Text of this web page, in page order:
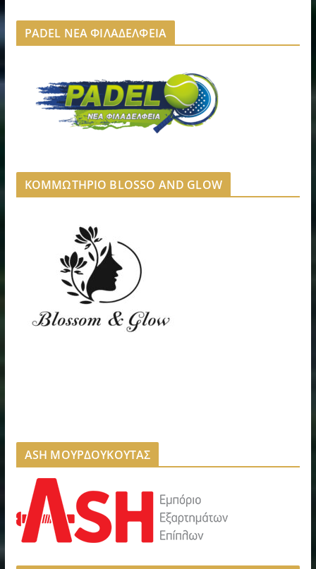
PADEL ΝΕΑ ΦΙΛΑΔΕΛΦΕΙΑ
ΚΟΜΜΩΤΗΡΙΟ BLOSSO AND GLOW
ASH ΜΟΥΡΔΟΥΚΟΥΤΑΣ